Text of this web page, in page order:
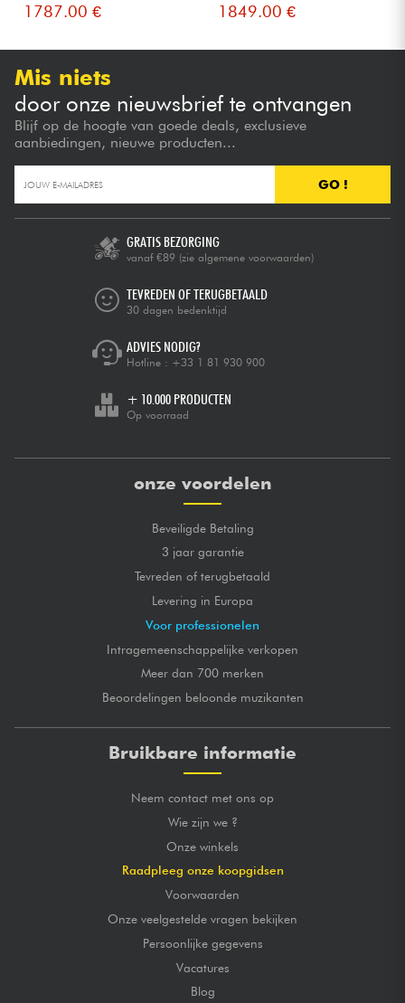
1787.00 € 1849.00 €
Mis niets
door onze nieuwsbrief te ontvangen
Blijf op de hoogte van goede deals, exclusieve
aanbiedingen, nieuwe producten...
GO !
GRATIS BEZORGING
vanaf €89 (zie algemene voorwaarden)
TEVREDEN OF TERUGBETAALD
30 dagen bedenktijd
ADVIES NODIG?
Hotline : +33 1 81 930 900
+ 10.000 PRODUCTEN
Op voorraad
onze voordelen
Beveiligde Betaling
3 jaar garantie
Tevreden of terugbetaald
Levering in Europa
Voor professionelen
Intragemeenschappelijke verkopen
Meer dan 700 merken
Beoordelingen beloonde muzikanten
Bruikbare informatie
Neem contact met ons op
Wie zijn we ?
Onze winkels
Raadpleeg onze koopgidsen
Voorwaarden
Onze veelgestelde vragen bekijken
Persoonlijke gegevens
Vacatures
Blog